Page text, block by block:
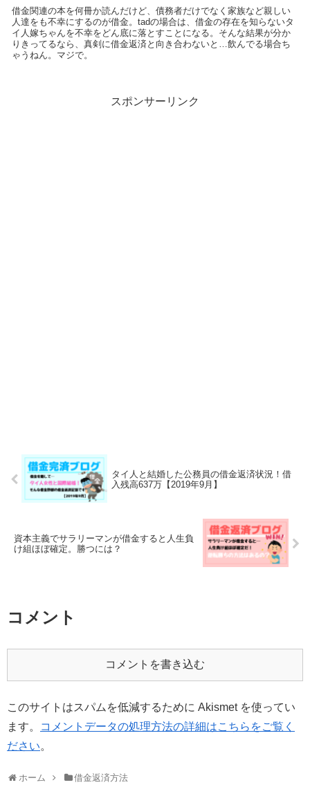
借金関連の本を何冊か読んだけど、債務者だけでなく家族など親しい
人達をも不幸にするのが借金。tadの場合は、借金の存在を知らないタ
イ人嫁ちゃんを不幸をどん底に落とすことになる。そんな結果が分か
りきってるなら、真剣に借金返済と向き合わないと…飲んでる場合ち
ゃうねん。マジで。
スポンサーリンク
タイ人と結婚した公務員の借金返済状況！借
入残高637万【2019年9月】
資本主義でサラリーマンが借金すると人生負
け組ほぼ確定。勝つには？
コメント
コメントを書き込む
このサイトはスパムを低減するために Akismet を使ってい
ます。
コメントデータの処理方法の詳細はこちらをご覧く
ださい。
ホーム 借金返済方法